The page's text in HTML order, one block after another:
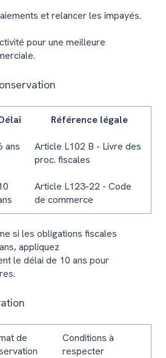
et relancer les impayés.
pour une meilleure
Référence légale
ans
Article L102 B - Livre des
proc. fiscales
Article L123-22 - Code
de commerce
si les obligations fiscales
appliquez
le délai de 10 ans pour
de
Conditions à
respecter